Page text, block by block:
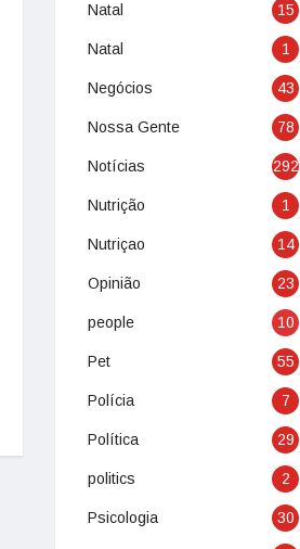
Natal 15
Natal 1
Negócios 43
Nossa Gente 78
Notícias 292
Nutrição 1
Nutriçao 14
Opinião 23
people 10
Pet 55
Polícia 7
Política 29
politics 2
Psicologia 30